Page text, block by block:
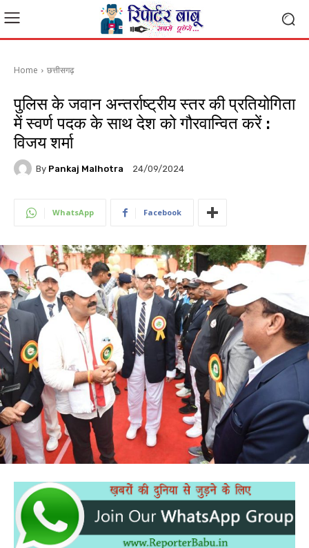
Home छत्तीसगढ़
पुलिस के जवान अन्तर्राष्ट्रीय स्तर की प्रतियोगिता
में स्वर्ण पदक के साथ देश को गौरवान्वित करें :
विजय शर्मा
By Pankaj Malhotra 24/09/2024
WhatsApp Facebook